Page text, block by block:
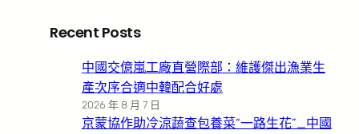
Recent Posts
中國交億嵐工廠直營際部：維護傑出漁業生
產次序合適中韓配合好處
2026 年 8 月 7 日
京蒙協作助冷涼蔬查包養菜“一路生花”_中國